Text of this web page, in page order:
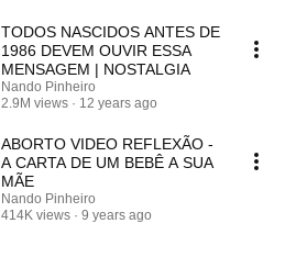
TODOS NASCIDOS ANTES DE
1986 DEVEM OUVIR ESSA
MENSAGEM | NOSTALGIA
Nando Pinheiro
2.9M views
12 years ago
ABORTO VIDEO REFLEXÃO -
A CARTA DE UM BEBÊ A SUA
MÃE
Nando Pinheiro
414K views
9 years ago